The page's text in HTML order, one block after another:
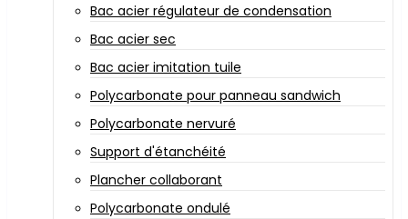
Bac acier régulateur de condensation
Bac acier sec
Bac acier imitation tuile
Polycarbonate pour panneau sandwich
Polycarbonate nervuré
Support d'étanchéité
Plancher collaborant
Polycarbonate ondulé